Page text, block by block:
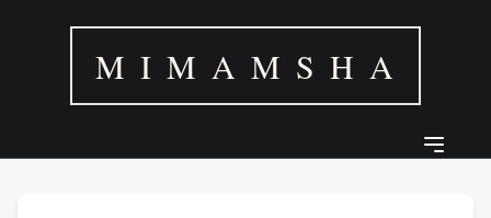
M I M A M S H A